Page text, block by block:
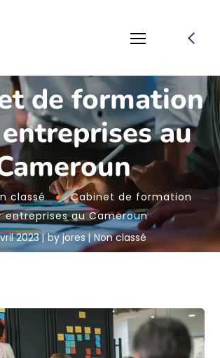
de formation
au
classé
Cabinet de formation
entreprises au Cameroun
2023
byjores Non classé